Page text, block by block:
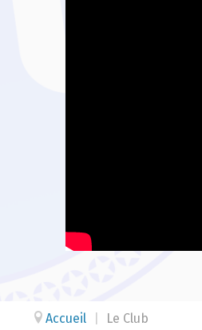
Accueil Le Club